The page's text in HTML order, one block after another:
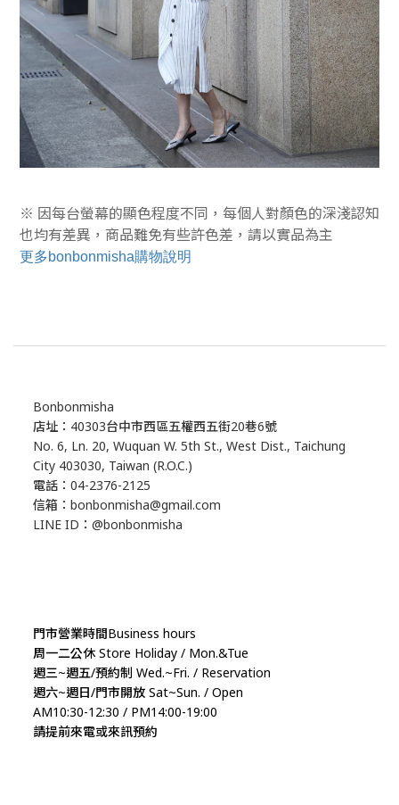
※ 因每台螢幕的顯色程度不同，每個人對顏色的深淺認知
也均有差異，商品難免有些許色差， 請以實品為主
更多bonbonmisha購物說明
Bonbonmisha
店址：40303台中市西區五權西五街20巷6號
No. 6, Ln. 20, Wuquan W. 5th St., West Dist., Taichung
City 403030, Taiwan (R.O.C.)
電話：04-2376-2125
信箱：bonbonmisha@gmail.com
LINE ID：@bonbonmisha
門市營業時間Business hours
周一二公休 Store Holiday / Mon.&Tue
週三~週五/預約制 Wed.~Fri. / Reservation
週六~週日/門市開放 Sat~Sun. / Open
AM10:30-12:30 / PM14:00-19:00
請提前來電或來訊預約